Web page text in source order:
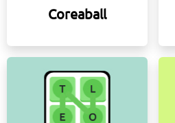
Coreaball